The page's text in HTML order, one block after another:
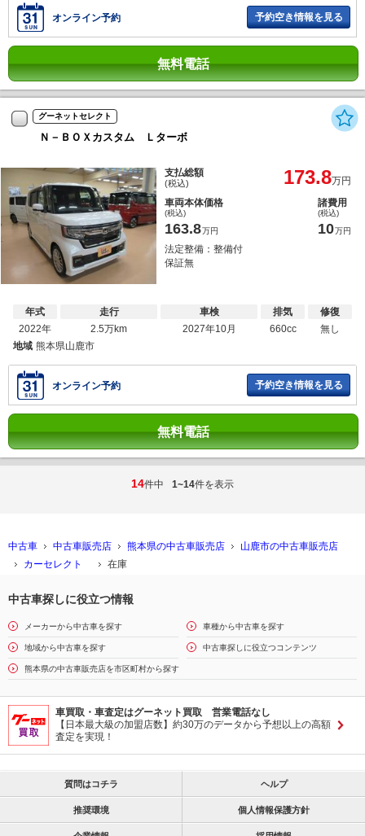
オンライン予約 予約空き情報を見る
無料電話
グーネットセレクト
Ｎ－ＢＯＸカスタム Ｌターボ
支払総額
(税込) 173.8万円
車両本体価格
(税込)
163.8万円
諸費用
(税込)
10万円
法定整備：整備付
保証無
年式
2022年
走行
2.5万km
車検
2027年10月
排気
660cc
修復
無し
地域 熊本県山鹿市
オンライン予約 予約空き情報を見る
無料電話
14件中 1~14件を表示
中古車 中古車販売店 熊本県の中古車販売店
山鹿市の中古車販売店
カーセレクト
在庫
中古車探しに役立つ情報
メーカーから中古車を探す 車種から中古車を探す
地域から中古車を探す 中古車探しに役立つコンテンツ
熊本県の中古車販売店を市区町村から探す
車買取・車査定はグーネット買取 営業電話なし
【日本最大級の加盟店数】約30万のデータから予想以上の高額
査定を実現！
質問はコチラ ヘルプ
推奨環境 個人情報保護方針